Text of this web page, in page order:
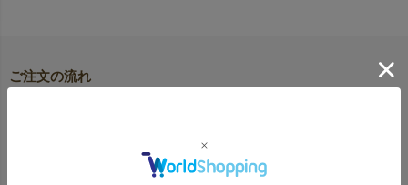
ご注文の流れ
商品ページをご確認ください。